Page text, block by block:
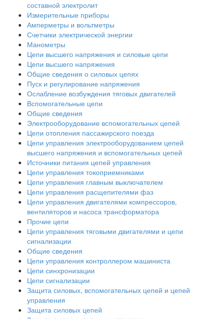
составной электролит
Измерительные приборы
Амперметры и вольтметры
Счетчики электрической энергии
Манометры
Цепи высшего напряжения и силовые цепи
Цепи высшего напряжения
Общие сведения о силовых цепях
Пуск и регулирование напряжения
Ослабление возбуждения тяговых двигателей
Вспомогательные цепи
Общие сведения
Электрооборудование вспомогательных цепей
Цепи отопления пассажирского поезда
Цепи управления электрооборудованием цепей
высшего напряжения и вспомогательных цепей
Источники питания цепей управления
Цепи управления токоприемниками
Цепи управления главным выключателем
Цепи управления расщепителями фаз
Цепи управления двигателями компрессоров,
вентиляторов и насоса трансформатора
Прочие цепи
Цепи управления тяговыми двигателями и цепи
сигнализации
Общие сведения
Цепи управления контроллером машиниста
Цепи синхронизации
Цепи сигнализации
Защита силовых, вспомогательных цепей и цепей
управления
Защита силовых цепей